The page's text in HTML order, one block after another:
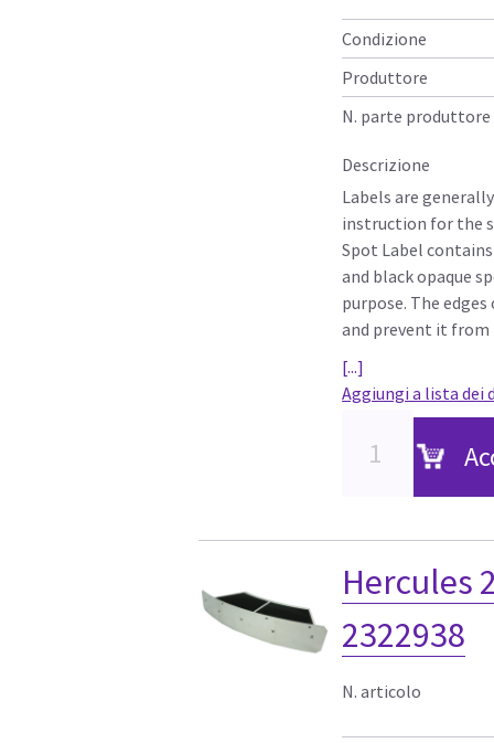
Condizione
Produttore
N. parte produttore
Descrizione
Labels are
instruction for the
Spot Label
and black opaque
purpose. The
and prevent it from
[...]
Aggiungi a lista dei
Hercules
2322938
N. articolo